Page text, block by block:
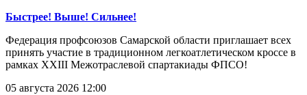
Быстрее! Выше! Сильнее!
Федерация профсоюзов Самарской области приглашает всех
принять участие в традиционном легкоатлетическом кроссе в
рамках XXIII Межотраслевой спартакиады ФПСО!
05 августа 2026 12:00